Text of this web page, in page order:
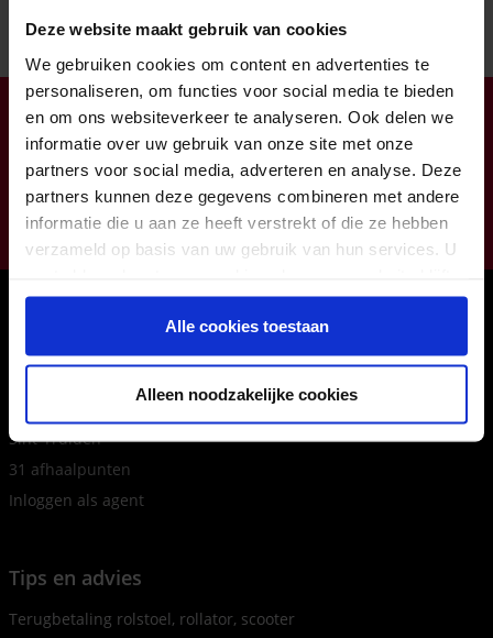
Deze website maakt gebruik van cookies
We gebruiken cookies om content en advertenties te
personaliseren, om functies voor social media te bieden
en om ons websiteverkeer te analyseren. Ook delen we
informatie over uw gebruik van onze site met onze
partners voor social media, adverteren en analyse. Deze
partners kunnen deze gegevens combineren met andere
informatie die u aan ze heeft verstrekt of die ze hebben
verzameld op basis van uw gebruik van hun services. U
gebruiken.
Alle cookies toestaan
Alleen noodzakelijke cookies
Klantendienst open op ma-do van 8:00 tot 16:30 (vr tot
12:00)
info@zorgbaar.be
Genkersteenweg 171, 3500 Hasselt
011224422
Onze winkels
Sint-Truiden
31 afhaalpunten
Inloggen als agent
Tips en advies
Terugbetaling rolstoel, rollator, scooter